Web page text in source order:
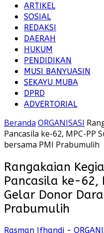
ARTIKEL
SOSIAL
REDAKSI
DAERAH
HUKUM
PENDIDIKAN
MUSI BANYUASIN
SEKAYU MUBA
DPRD
ADVERTORIAL
Beranda ORGANISASI
Pancasila ke-62, MPC-PP
bersama PMI Prabumulih
Rangakaian
Pancasila ke-62,
Gelar Donor
Prabumulih
Rasman Ifhandi -